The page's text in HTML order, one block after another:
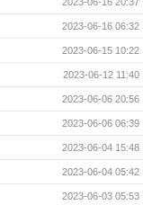
2023-06-16 20:37
2023-06-16 06:32
2023-06-15 10:22
2023-06-12 11:40
2023-06-06 20:56
2023-06-06 06:39
2023-06-04 15:48
2023-06-04 05:42
2023-06-03 05:53